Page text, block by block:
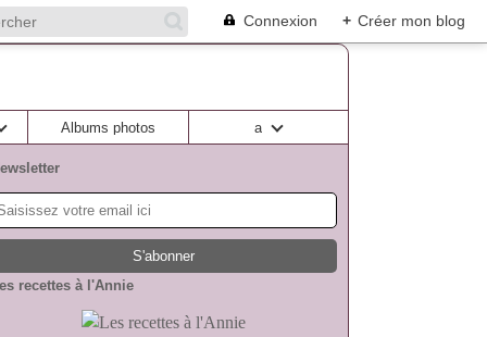
Connexion + Créer mon blog
Albums photos a
recettes à l'Annie